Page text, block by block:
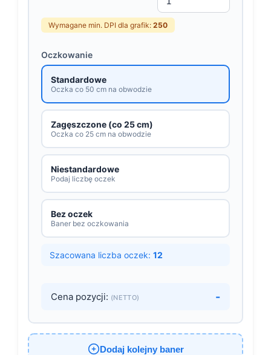
Wymagane min. DPI dla grafik: 250
Oczkowanie
Standardowe
Oczka co 50 cm na obwodzie
Zagęszczone (co 25 cm)
Oczka co 25 cm na obwodzie
Niestandardowe
Podaj liczbę oczek
Bez oczek
Baner bez oczkowania
Szacowana liczba oczek: 12
Cena pozycji: (NETTO) -
Dodaj kolejny baner